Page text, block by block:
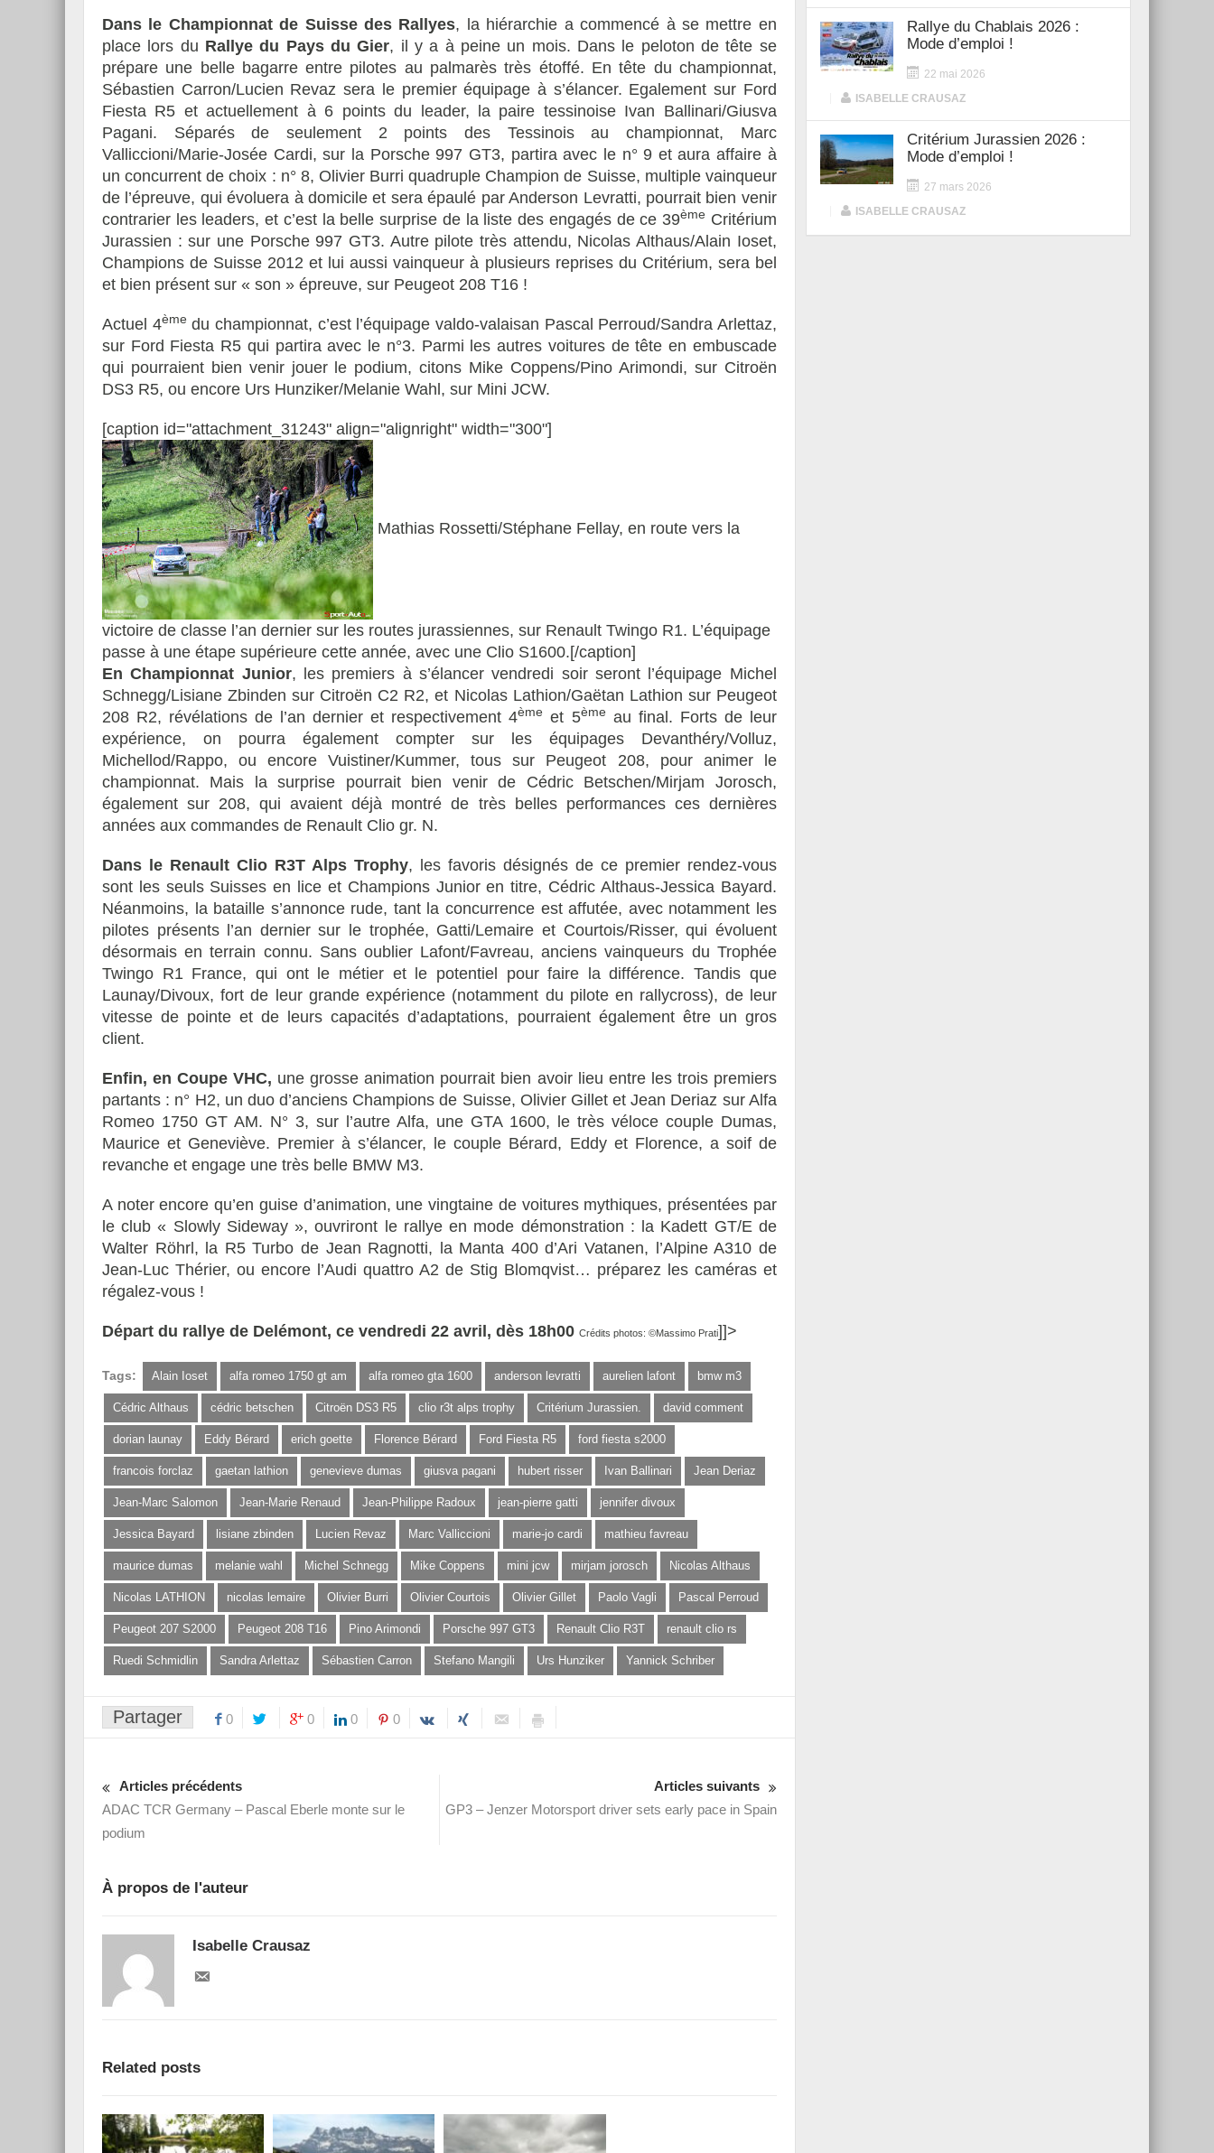
Dans le Championnat de Suisse des Rallyes, la hiérarchie a commencé à se mettre en
place lors du Rallye du Pays du Gier, il y a à peine un mois. Dans le peloton de tête se
prépare une belle bagarre entre pilotes au palmarès très étoffé. En tête du championnat,
Sébastien Carron/Lucien Revaz sera le premier équipage à s’élancer. Egalement sur Ford
Fiesta R5 et actuellement à 6 points du leader, la paire tessinoise Ivan Ballinari/Giusva
Pagani. Séparés de seulement 2 points des Tessinois au championnat, Marc
Valliccioni/Marie-Josée Cardi, sur la Porsche 997 GT3, partira avec le n° 9 et aura affaire à
un concurrent de choix : n° 8, Olivier Burri quadruple Champion de Suisse, multiple vainqueur
de l’épreuve, qui évoluera à domicile et sera épaulé par Anderson Levratti, pourrait bien venir
contrarier les leaders, et c’est la belle surprise de la liste des engagés de ce 39ème Critérium
Jurassien : sur une Porsche 997 GT3. Autre pilote très attendu, Nicolas Althaus/Alain Ioset,
Champions de Suisse 2012 et lui aussi vainqueur à plusieurs reprises du Critérium, sera bel
et bien présent sur « son » épreuve, sur Peugeot 208 T16 !
Actuel 4èmedu championnat, c’est l’équipage valdo-valaisan Pascal Perroud/Sandra Arlettaz,
sur Ford Fiesta R5 qui partira avec le n°3. Parmi les autres voitures de tête en embuscade
qui pourraient bien venir jouer le podium, citons Mike Coppens/Pino Arimondi, sur Citroën
DS3 R5, ou encore Urs Hunziker/Melanie Wahl, sur Mini JCW.
[caption id="attachment_31243" align="alignright" width="300"]
Mathias Rossetti/Stéphane Fellay, en route vers la
victoire de classe l’an dernier sur les routes jurassiennes, sur Renault Twingo R1. L’équipage
passe à une étape supérieure cette année, avec une Clio S1600.[/caption]
En Championnat Junior, les premiers à s’élancer vendredi soir seront l’équipage Michel
Schnegg/Lisiane Zbinden sur Citroën C2 R2, et Nicolas Lathion/Gaëtan Lathion sur Peugeot
208 R2, révélations de l’an dernier et respectivement 4ème et 5èmeau final. Forts de leur
expérience, on pourra également compter sur les équipages Devanthéry/Volluz,
Michellod/Rappo, ou encore Vuistiner/Kummer, tous sur Peugeot 208, pour animer le
championnat. Mais la surprise pourrait bien venir de Cédric Betschen/Mirjam Jorosch,
également sur 208, qui avaient déjà montré de très belles performances ces dernières
années aux commandes de Renault Clio gr. N.
Dans le Renault Clio R3T Alps Trophy, les favoris désignés de ce premier rendez-vous
sont les seuls Suisses en lice et Champions Junior en titre, Cédric Althaus-Jessica Bayard.
Néanmoins, la bataille s’annonce rude, tant la concurrence est affutée, avec notamment les
pilotes présents l’an dernier sur le trophée, Gatti/Lemaire et Courtois/Risser, qui évoluent
désormais en terrain connu. Sans oublier Lafont/Favreau, anciens vainqueurs du Trophée
Twingo R1 France, qui ont le métier et le potentiel pour faire la différence. Tandis que
Launay/Divoux, fort de leur grande expérience (notamment du pilote en rallycross), de leur
vitesse de pointe et de leurs capacités d’adaptations, pourraient également être un gros
client.
Enfin, en Coupe VHC, une grosse animation pourrait bien avoir lieu entre les trois premiers
partants : n° H2, un duo d’anciens Champions de Suisse, Olivier Gillet et Jean Deriaz sur Alfa
Romeo 1750 GT AM. N° 3, sur l’autre Alfa, une GTA 1600, le très véloce couple Dumas,
Maurice et Geneviève. Premier à s’élancer, le couple Bérard, Eddy et Florence, a soif de
revanche et engage une très belle BMW M3.
A noter encore qu’en guise d’animation, une vingtaine de voitures mythiques, présentées par
le club « Slowly Sideway », ouvriront le rallye en mode démonstration : la Kadett GT/E de
Walter Röhrl, la R5 Turbo de Jean Ragnotti, la Manta 400 d’Ari Vatanen, l’Alpine A310 de
Jean-Luc Thérier, ou encore l’Audi quattro A2 de Stig Blomqvist… préparez les caméras et
régalez-vous !
Départ du rallye de Delémont, ce vendredi 22 avril, dès 18h00 Crédits photos: ©Massimo Prati]]>
Tags: Alain Ioset alfa romeo 1750 gt am alfa romeo gta 1600 anderson levratti aurelien lafont bmw m3
Cédric Althaus cédric betschen Citroën DS3 R5 clio r3t alps trophy Critérium Jurassien. david comment
dorian launay Eddy Bérard erich goette Florence Bérard Ford Fiesta R5 ford fiesta s2000
francois forclaz gaetan lathion genevieve dumas giusva pagani hubert risser Ivan Ballinari Jean Deriaz
Jean-Marc Salomon Jean-Marie Renaud Jean-Philippe Radoux jean-pierre gatti jennifer divoux
Jessica Bayard lisiane zbinden Lucien Revaz Marc Valliccioni marie-jo cardi mathieu favreau
maurice dumas melanie wahl Michel Schnegg Mike Coppens mini jcw mirjam jorosch Nicolas Althaus
Nicolas LATHION nicolas lemaire Olivier Burri Olivier Courtois Olivier Gillet Paolo Vagli Pascal Perroud
Peugeot 207 S2000 Peugeot 208 T16 Pino Arimondi Porsche 997 GT3 Renault Clio R3T renault clio rs
Ruedi Schmidlin Sandra Arlettaz Sébastien Carron Stefano Mangili Urs Hunziker Yannick Schriber
Partager 0 0 0 0
Articles précédents
ADAC TCR Germany – Pascal Eberle monte sur le
podium
Articles suivants
GP3 – Jenzer Motorsport driver sets early pace in Spain
À propos de l'auteur
Isabelle Crausaz
Related posts
Rallye du Chablais 2026 :
Mode d’emploi !
22 mai 2026
ISABELLE CRAUSAZ
Critérium Jurassien 2026 :
Mode d’emploi !
27 mars 2026
ISABELLE CRAUSAZ